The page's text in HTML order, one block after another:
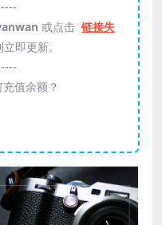
或点击 链接失
即更新。
值余额？